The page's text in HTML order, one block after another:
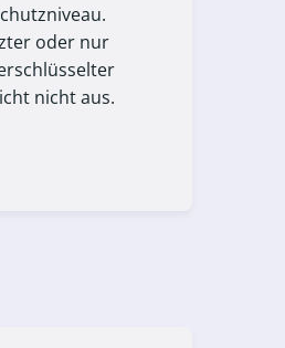
oder nur
nicht aus.